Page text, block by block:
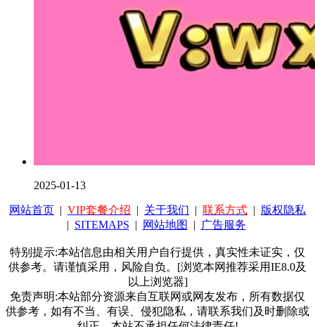
2025-01-13
网站首页 | VIP套餐介绍 | 关于我们 | 联系方式 | 版权隐私
| SITEMAPS | 网站地图 | 广告服务
特别提示:本站信息由相关用户自行提供，真实性未证实，仅
供参考。请谨慎采用，风险自负。[浏览本网推荐采用IE8.0及
以上浏览器]
免责声明:本站部分资源来自互联网或网友发布，所有数据仅
供参考，如有不当、有误、侵犯隐私，请联系我们及时删除或